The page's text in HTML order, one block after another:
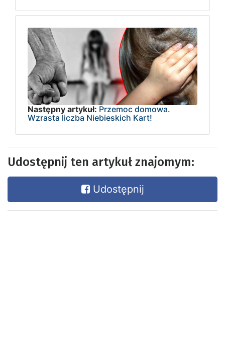
Następny artykuł: Przemoc domowa.
Wzrasta liczba Niebieskich Kart!
Udostępnij ten artykuł znajomym:
Udostępnij